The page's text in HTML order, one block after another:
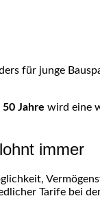
für junge
Jahre wird eine
immer
Tarife bei